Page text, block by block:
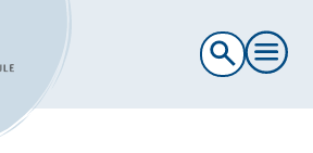
Suche
nach: